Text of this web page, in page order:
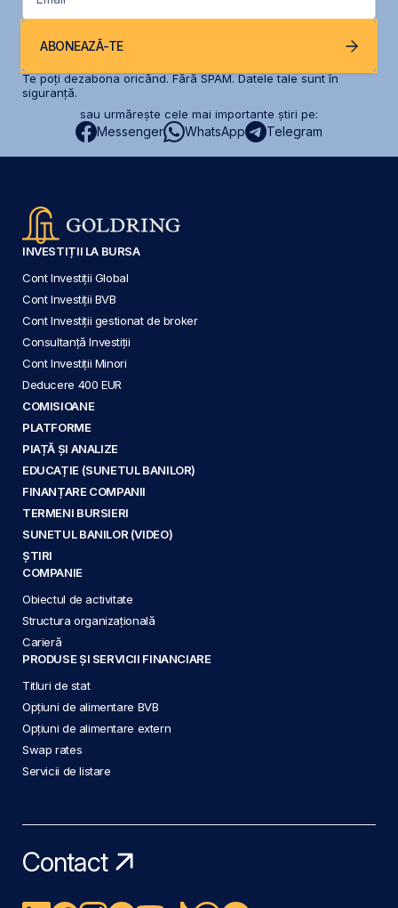
ABONEAZĂ-TE
Te poți dezabona oricând. Fără SPAM. Datele tale sunt în
siguranță.
sau urmărește cele mai importante știri pe:
Messenger WhatsApp Telegram
INVESTIȚII LA BURSA
Cont Investiții Global
Cont Investiții BVB
Cont Investiții gestionat de broker
Consultanță Investiții
Cont Investiții Minori
Deducere 400 EUR
COMISIOANE
PLATFORME
PIAȚĂ ȘI ANALIZE
EDUCAȚIE (SUNETUL BANILOR)
FINANȚARE COMPANII
TERMENI BURSIERI
SUNETUL BANILOR (VIDEO)
ȘTIRI
COMPANIE
Obiectul de activitate
Structura organizațională
Carieră
PRODUSE ȘI SERVICII FINANCIARE
Titluri de stat
Opțiuni de alimentare BVB
Opțiuni de alimentare extern
Swap rates
Servicii de listare
Contact